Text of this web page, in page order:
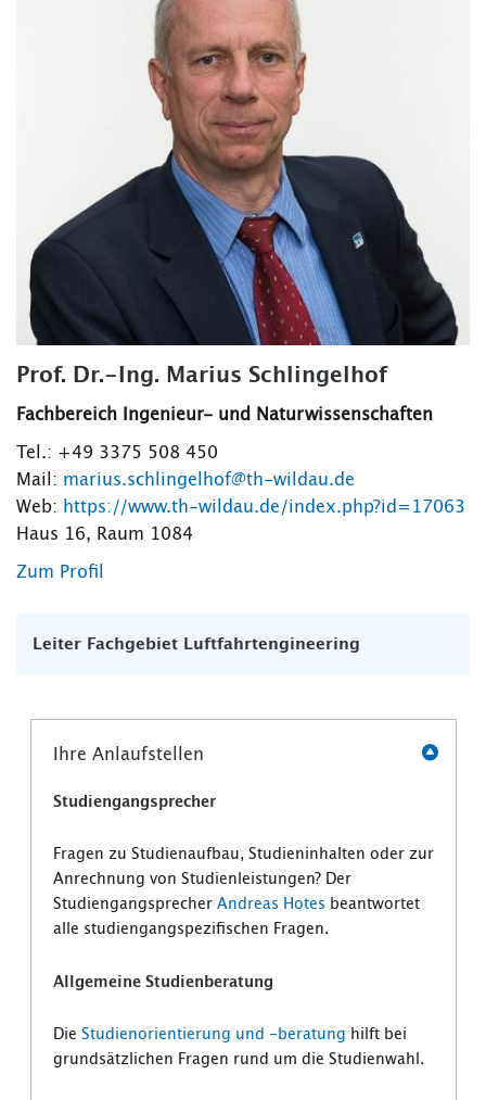
Prof. Dr.-Ing. Marius Schlingelhof
Fachbereich Ingenieur- und Naturwissenschaften
Tel.: +49 3375 508 450
Mail: marius.schlingelhof@th-wildau.de
Web: https://www.th-wildau.de/index.php?id=17063
Haus 16, Raum 1084
Zum Profil
Leiter Fachgebiet Luftfahrtengineering
Ihre Anlaufstellen
Studiengangsprecher
Fragen zu Studienaufbau, Studieninhalten oder zur
Anrechnung von Studienleistungen? Der
Studiengangsprecher Andreas Hotes beantwortet
alle studiengangspezifischen Fragen.
Allgemeine Studienberatung
Die Studienorientierung und -beratung hilft bei
grundsätzlichen Fragen rund um die Studienwahl.